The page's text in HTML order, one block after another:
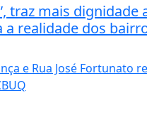
traz mais dignidade
a realidade dos